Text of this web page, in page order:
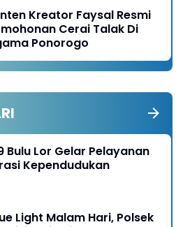
Kreator Faysal Resmi
Cerai Talak Di
Ponorogo
Bulu Lor Gelar Pelayanan
Kependudukan
Light Malam Hari, Polsek